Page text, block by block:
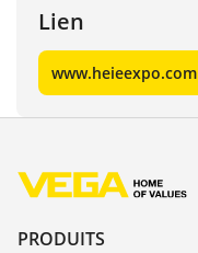
Lien
www.heieexpo.com
PRODUITS